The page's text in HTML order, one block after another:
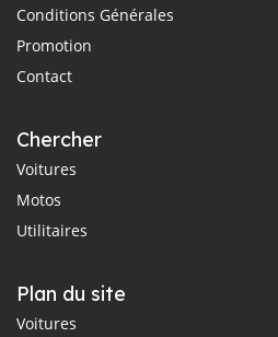
Conditions Générales
Promotion
Contact
Chercher
Voitures
Motos
Utilitaires
Plan du site
Voitures